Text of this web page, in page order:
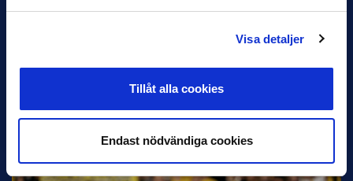
Visa detaljer
Tillåt alla cookies
Endast nödvändiga cookies
Favorit i repris för Sirius i maj
Samma vinnare som i…